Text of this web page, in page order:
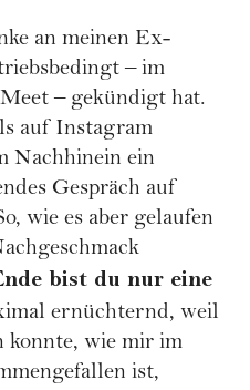
an meinen Ex-
– im
– gekündigt hat.
auf Instagram
Nachhinein ein
Gespräch auf
wie es aber gelaufen
bist du nur eine
ernüchternd, weil
konnte, wie mir im
ist,